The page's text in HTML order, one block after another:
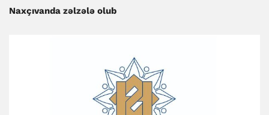
Naxçıvanda zəlzələ olub